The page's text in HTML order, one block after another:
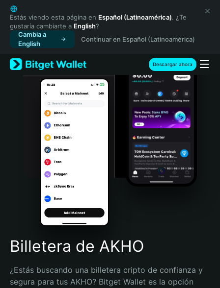
English
日本語
Tiếng Việt
Русский
Español (Latinoamérica)
Türkçe
Italiano
Português (Portugal)
Bahasa Indonesia
Português (Brasil)
Español (Argentina)
Estás viendo esta página en Español (Latinoamérica). ¿Te
gustaría cambiarte a English?
Cambia a
English
Continuar en Español (Latinoamérica)
Descargar ahora
Billetera de AKHO
¿Estás buscando una billetera cripto de confianza y
segura para tus AKHO? Bitget Wallet es la opción